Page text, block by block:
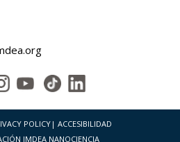
POLICY| ACCESIBILIDAD
IMDEA NANOCIENCIA